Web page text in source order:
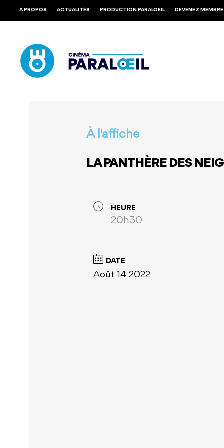
À PROPOS ACTUALITÉS PRODUCTION PARALOEIL DEVENEZ MEMBRE
À l'affiche
LA PANTHÈRE DES
HEURE
20h30
DATE
Août 14 2022